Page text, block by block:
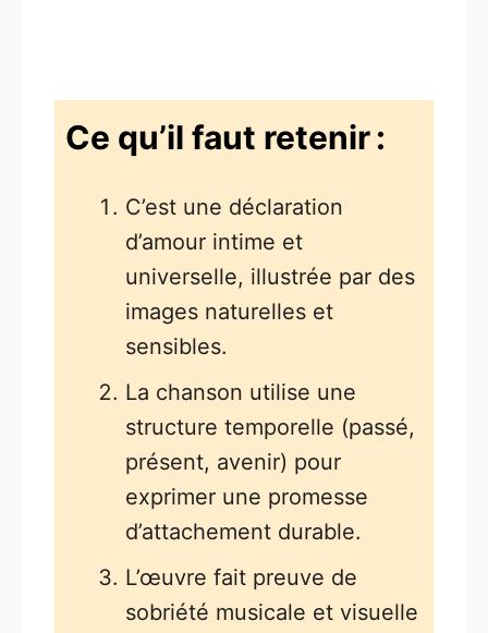
Ce qu’il faut retenir :
C’est une déclaration
d’amour intime et
universelle, illustrée par des
images naturelles et
sensibles.
La chanson utilise une
structure temporelle (passé,
présent, avenir) pour
exprimer une promesse
d’attachement durable.
L’œuvre fait preuve de
sobriété musicale et visuelle